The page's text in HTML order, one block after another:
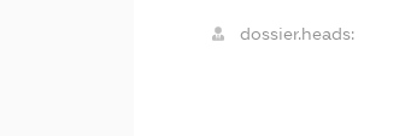
dossier.heads: